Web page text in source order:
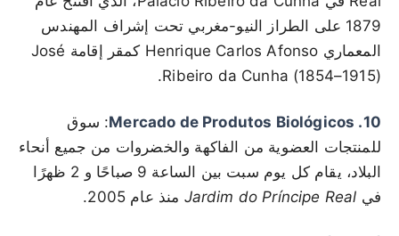
1879 على الطراز النيو-مغربي تحت إشراف المهندس
المعماري Henrique Carlos Afonso كمقر إقامة José
Ribeiro da Cunha (1854–1915).
10. Mercado de Produtos Biológicos
: سوق
للمنتجات العضوية من الفاكهة والخضروات من جميع أنحاء
البلاد، يقام كل يوم سبت بين الساعة 9 صباحًا و 2 ظهرًا
في Jardim do Príncipe Real منذ عام 2005.